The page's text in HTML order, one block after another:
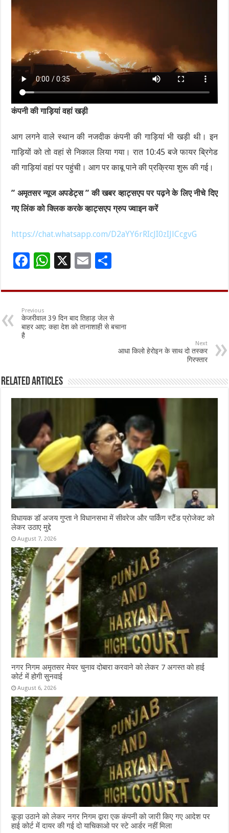
कंपनी की गाड़ियां वहां खड़ी
आग लगने वाले स्थान की नजदीक कंपनी की गाड़ियां भी खड़ी थी। इन
गाड़ियों को तो वहां से निकाल लिया गया। रात 10:45 बजे फायर ब्रिगेड
की गाड़ियां वहां पर पहुंची। आग पर काबू पाने की प्रक्रिया शुरू की गई।
” अमृतसर न्यूज अपडेट्स ” की खबर व्हाट्सएप पर पढ़ने के लिए नीचे दिए
गए लिंक को क्लिक करके व्हाट्सएप ग्रुप ज्वाइन करें
https://chat.whatsapp.com/D2aYY6rRIcJI0zIJlCcgvG
F
e
b
o
W
at
sA
p
X
E
ai ar
e
Previous
केजरीवाल 39 दिन बाद तिहाड़ जेल से
बाहर आए: कहा देश को तानाशाही से बचाना
है
Next
आधा किलो हेरोइन के साथ दो तस्कर
गिरफ्तार
Related Articles
विधायक डॉ अजय गुप्ता ने विधानसभा में सीवरेज और पार्किंग स्टैंड प्रोजेक्ट को
लेकर उठाए मुद्दे
August 7, 2026
नगर निगम अमृतसर मेयर चुनाव दोबारा करवाने को लेकर 7 अगस्त को हाई
कोर्ट में होगी सुनवाई
August 6, 2026
कूड़ा उठाने को लेकर नगर निगम द्वारा एक कंपनी को जारी किए गए आदेश पर
हाई कोर्ट में दायर की गई दो याचिकाओ पर स्टे आर्डर नहीं मिला